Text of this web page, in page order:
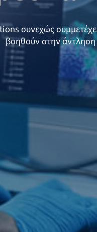
συνεχώς
βοηθούν στην